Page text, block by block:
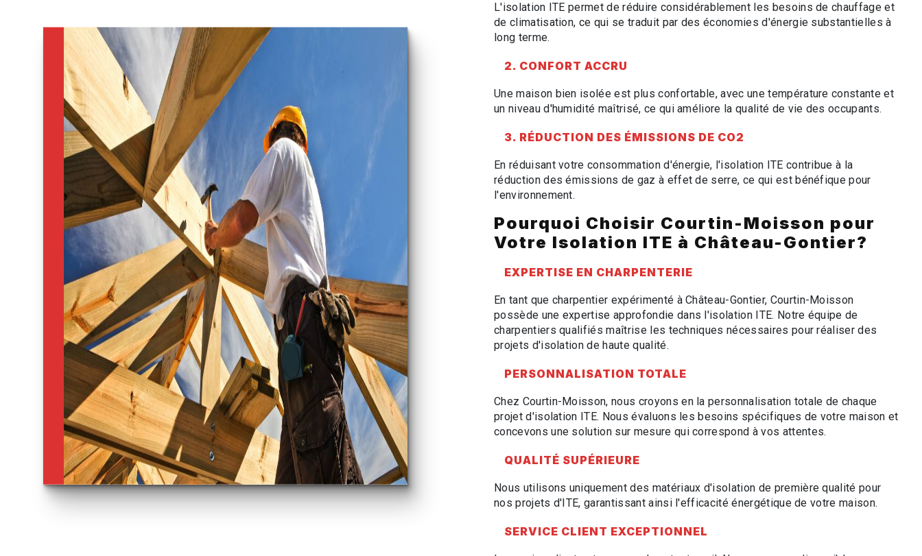
L'isolation ITE permet de réduire considérablement les besoins de chauffage et
de climatisation, ce qui se traduit par des économies d'énergie substantielles à
long terme.
2. CONFORT ACCRU
Une maison bien isolée est plus confortable, avec une température constante et
un niveau d'humidité maîtrisé, ce qui améliore la qualité de vie des occupants.
3. RÉDUCTION DES ÉMISSIONS DE CO2
En réduisant votre consommation d'énergie, l'isolation ITE contribue à la
réduction des émissions de gaz à effet de serre, ce qui est bénéfique pour
l'environnement.
Pourquoi Choisir Courtin-Moisson pour
Votre Isolation ITE à Château-Gontier?
EXPERTISE EN CHARPENTERIE
En tant que charpentier expérimenté à Château-Gontier, Courtin-Moisson
possède une expertise approfondie dans l'isolation ITE. Notre équipe de
charpentiers qualifiés maîtrise les techniques nécessaires pour réaliser des
projets d'isolation de haute qualité.
PERSONNALISATION TOTALE
Chez Courtin-Moisson, nous croyons en la personnalisation totale de chaque
projet d'isolation ITE. Nous évaluons les besoins spécifiques de votre maison et
concevons une solution sur mesure qui correspond à vos attentes.
QUALITÉ SUPÉRIEURE
Nous utilisons uniquement des matériaux d'isolation de première qualité pour
nos projets d'ITE, garantissant ainsi l'efficacité énergétique de votre maison.
SERVICE CLIENT EXCEPTIONNEL